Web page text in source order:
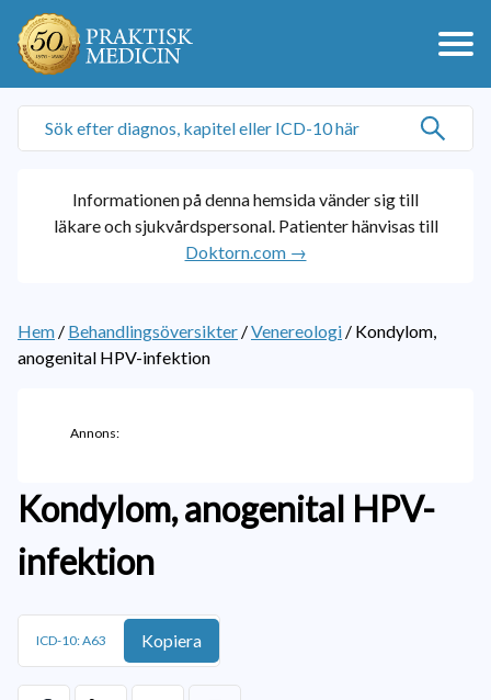
Informationen på denna hemsida vänder sig till
läkare och sjukvårdspersonal. Patienter hänvisas till
Doktorn.com →
Hem / Behandlingsöversikter /Venereologi / Kondylom,
anogenital HPV-infektion
Annons:
Kondylom, anogenital HPV-
infektion
ICD-10: A63 Kopiera